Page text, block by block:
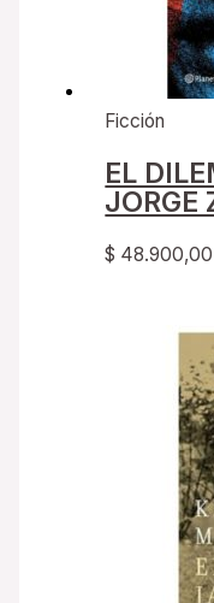
Ficción
EL
JORGE
$ 48.900,00